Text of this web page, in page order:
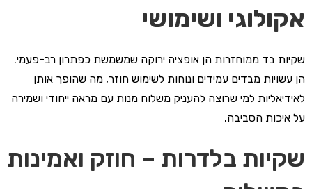
אקולוגי ושימושי
שקיות בד ממוחזרות הן אופציה ירוקה שמשמשת כפתרון רב-פעמי.
הן עשויות מבדים עמידים ונוחות לשימוש חוזר, מה שהופך אותן
לאידיאליות למי שרוצה להעניק משלוח מנות עם מראה ייחודי ושמירה
על איכות הסביבה.
שקיות בלדרות – חוזק ואמינות